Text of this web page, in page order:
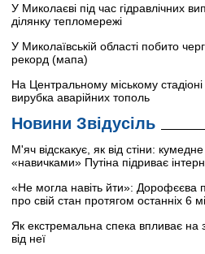
У Миколаєві під час гідравлічних
ділянку тепломережі
У Миколаївській області побито
рекорд (мапа)
На Центральному міському
вирубка аварійних тополь
Новини Звідусіль
М'яч відскакує, як від стіни:
«навичками» Путіна підриває
«Не могла навіть йти»: Дорофєєва
про свій стан протягом останніх 6
Як екстремальна спека впливає на
від неї